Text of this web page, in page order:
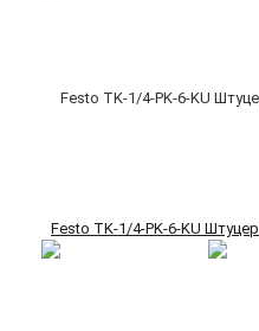
Festo TK-1/4-PK-6-KU Штуцер